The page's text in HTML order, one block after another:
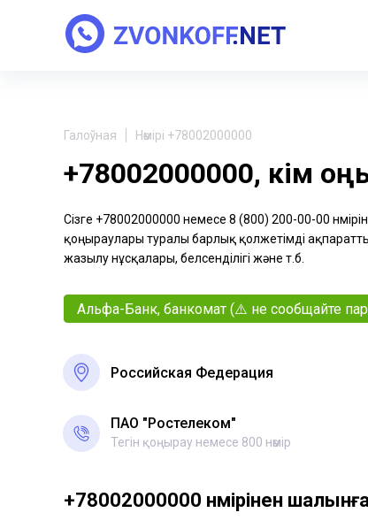
Галоўная Нөмірі +78002000000
+78002000000, кім
Сізге +78002000000 немесе 8 (800) 200-00-00
қоңыраулары туралы барлық қолжетімді
жазылу нұсқалары, белсенділігі және т.б.
Альфа-Банк, банкомат (⚠️ не сообщайте
Российская Федерация
ПАО "Ростелеком"
Тегін қоңырау немесе 800 нөмір
+78002000000 нөмірінен